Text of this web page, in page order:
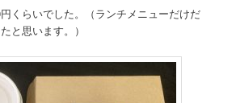
くらいでした。（ランチメニューだけだ
と思います。）